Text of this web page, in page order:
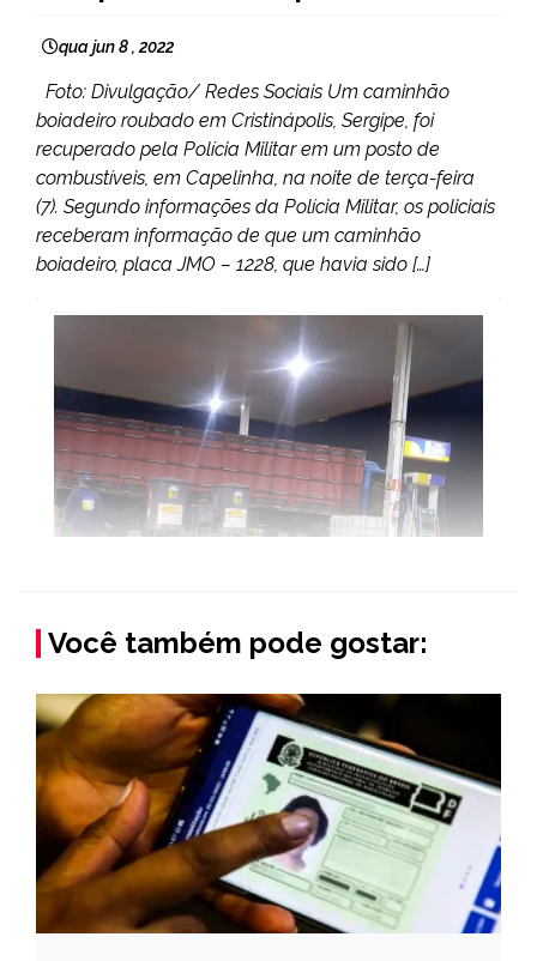
qua jun 8 , 2022
Foto: Divulgação/ Redes Sociais Um caminhão
boiadeiro roubado em Cristinápolis, Sergipe, foi
recuperado pela Polícia Militar em um posto de
combustíveis, em Capelinha, na noite de terça-feira
(7). Segundo informações da Polícia Militar, os policiais
receberam informação de que um caminhão
boiadeiro, placa JMO – 1228, que havia sido […]
Você também pode gostar: